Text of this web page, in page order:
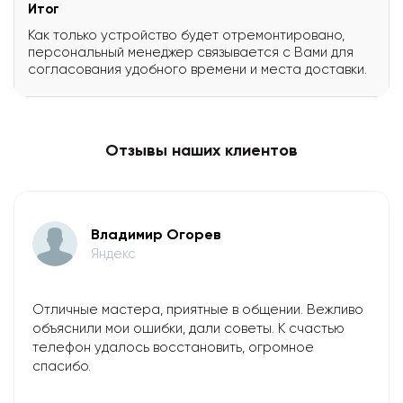
Итог
Как только устройство будет отремонтировано,
персональный менеджер связывается с Вами для
согласования удобного времени и места доставки.
Отзывы наших клиентов
Владимир Огорев
Яндекс
Отличные мастера, приятные в общении. Вежливо
объяснили мои ошибки, дали советы. К счастью
телефон удалось восстановить, огромное
спасибо.